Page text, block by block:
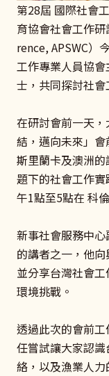
第28屆 國際社會
育協會社會工作
rence, APSWC）
工作專業人員協
士，共同探討社
在研討會前一天
結，邁向未來」會
斯里蘭卡及澳洲
題下的社會工作
午1點至5點在 科
新事社會服務中
的講者之一，他
並分享台灣社會
環境挑戰。
透過此次的會前
任嘗試讓大家認
絡，以及漁業人